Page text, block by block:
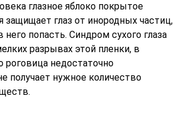
глазное яблоко покрытое
защищает глаз от инородных частиц,
попасть. Синдром сухого глаза
разрывах этой пленки, в
роговица недостаточно
получает нужное количество